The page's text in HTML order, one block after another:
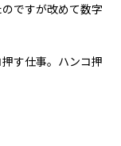
ですが改めて数字
す仕事。ハンコ押